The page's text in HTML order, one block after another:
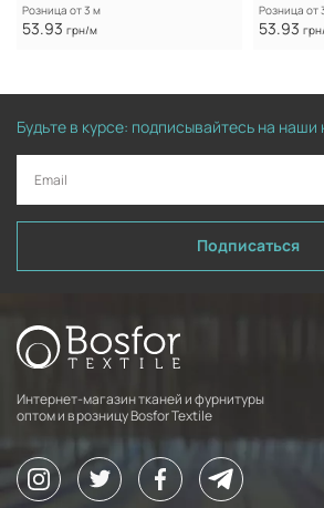
Розница от 3 м
53.93 грн/м
Розница от
53.93
Будьте в курсе: подписывайтесь на наши
Подписаться
Интернет-магазин тканей и фурнитуры
оптом и в розницу Bosfor Textile